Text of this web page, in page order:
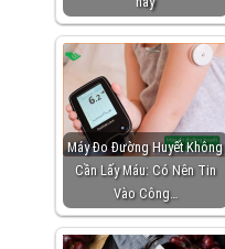
Máy Đo Đường Huyết Không
Cần Lấy Máu: Có Nên Tin
Vào Công…